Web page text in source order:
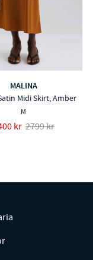
MALINA
Midi Skirt, Amber
M
kr 2799 kr